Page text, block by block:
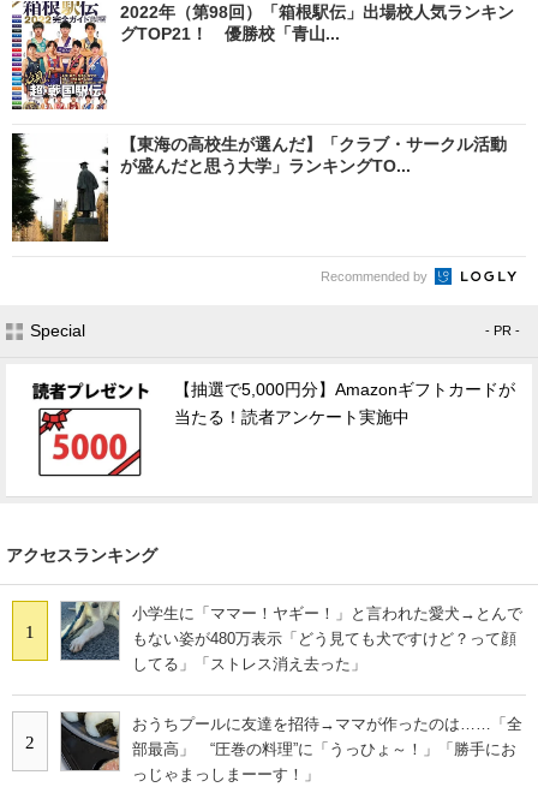
2022年（第98回）「箱根駅伝」出場校人気ランキン
グTOP21！ 優勝校「青山...
【東海の高校生が選んだ】「クラブ・サークル活動
が盛んだと思う大学」ランキングTO...
Recommended by
Special - PR -
【抽選で5,000円分】Amazonギフトカードが
当たる！読者アンケート実施中
アクセスランキング
1
小学生に「ママー！ヤギー！」と言われた愛犬→とんで
もない姿が480万表示「どう見ても犬ですけど？って顔
してる」「ストレス消え去った」
2
おうちプールに友達を招待→ママが作ったのは……「全
部最高」 “圧巻の料理”に「うっひょ～！」「勝手にお
っじゃまっしまーーす！」